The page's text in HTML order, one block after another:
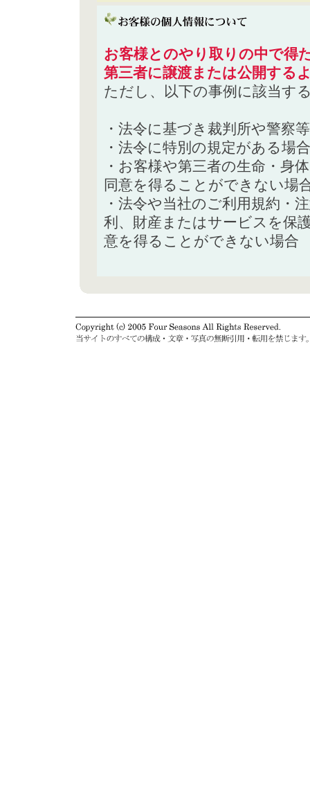
お客様とのやり取りの中で得
第三者に譲渡または公開する
ただし、以下の事例に該当す
・法令に基づき裁判所や警察
・法令に特別の規定がある場合
・お客様や第三者の生命・身
同意を得ることができない場
・法令や当社のご利用規約・
利、財産またはサービスを保
意を得ることができない場合